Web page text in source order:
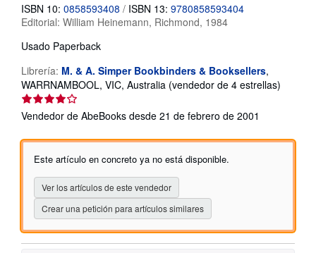
ISBN 10: 0858593408 / ISBN 13: 9780858593404
Editorial: William Heinemann, Richmond, 1984
Usado Paperback
Librería: M. & A. Simper Bookbinders & Booksellers,
WARRNAMBOOL, VIC, Australia (vendedor de 4 estrellas)
de
Vendedor de AbeBooks desde 21 de febrero de 2001
Este artículo en concreto ya no está disponible.
Ver los artículos de este vendedor
Crear una petición para artículos similares